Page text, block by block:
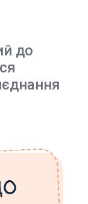
до